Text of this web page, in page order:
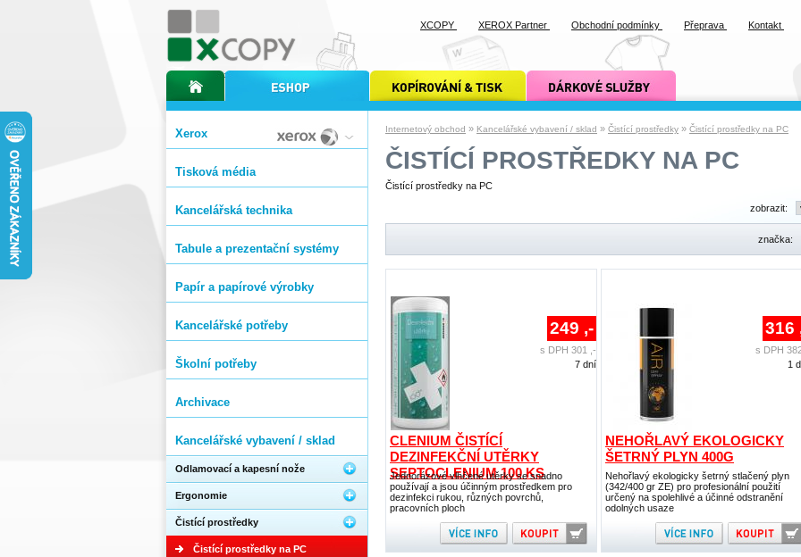
Internetový obchod » Kancelářské vybavení / sklad » Čistící prostředky » Čistící prostředky na PC
ČISTÍCÍ PROSTŘEDKY NA PC
Čistící prostředky na PC
zobrazit:
značka:
CLENIUM ČISTÍCÍ
DEZINFEKČNÍ UTĚRKY
SEPTOCLENIUM 100 KS
Jednorázové vlhčené utěrky se snadno
používají a jsou účinným prostředkem pro
dezinfekci rukou, různých povrchů,
pracovních ploch
249 ,-
s DPH 301 ,-
7 dní
NEHOŘLAVÝ EKOLOGICKY
ŠETRNÝ PLYN 400G
Nehořlavý ekologicky šetrný stlačený plyn
(342/400 gr ZE) pro profesionální použití
určený na spolehlivé a účinné odstranění
odolných usaze
316
s DPH
1
Xerox
Tisková média
Kancelářská technika
Tabule a prezentační systémy
Papír a papírové výrobky
Kancelářské potřeby
Školní potřeby
Archivace
Kancelářské vybavení / sklad
Odlamovací a kapesní nože
Ergonomie
Čistící prostředky
Čistící prostředky na PC
úvodní stránka xcopyinternetový obchod xcopy kopírování a tisk xcopy dárkové služby xcopy
XCOPY XEROX Partner Obchodní podmínky Přeprava Kontakt